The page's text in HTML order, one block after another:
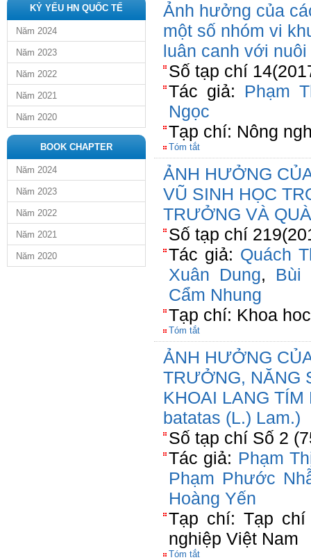
KỶ YẾU HN QUỐC TẾ
Năm 2024
Năm 2023
Năm 2022
Năm 2021
Năm 2020
BOOK CHAPTER
Năm 2024
Năm 2023
Năm 2022
Năm 2021
Năm 2020
Ảnh hưởng của
một số nhóm vi
luân canh với
Số tạp chí
Tác giả: Phạm
Ngọc
Tạp chí: Nông
Tóm tắt
ẢNH HƯỞNG
VŨ SINH HỌC
TRƯỞNG VÀ
Số tạp chí
Tác giả: Quách
Xuân Dung, Bùi
Cẩm Nhung
Tạp chí: Khoa
Tóm tắt
ẢNH HƯỞNG
TRƯỞNG, NĂNG
KHOAI LANG
batatas (L.) Lam.)
Số tạp chí Số 2
Tác giả: Phạm
Phạm Phước
Hoàng Yến
Tạp chí: Tạp chí
nghiệp Việt Nam
Tóm tắt